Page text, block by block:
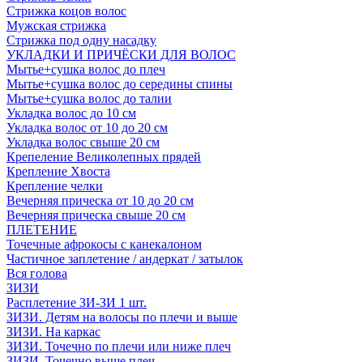
Стрижка коцов волос
Мужская стрижка
Стрижка под одну насадку
УКЛАДКИ И ПРИЧЁСКИ ДЛЯ ВОЛОС
Мытье+сушка волос до плеч
Мытье+сушка волос до середины спины
Мытье+сушка волос до талии
Укладка волос до 10 см
Укладка волос от 10 до 20 см
Укладка волос свыше 20 см
Крепеление Великолепных прядей
Крепление Хвоста
Крепление челки
Вечерняя прическа от 10 до 20 см
Вечерняя прическа свыше 20 см
ПЛЕТЕНИЕ
Точечные афрокосы с канекалоном
Частичное заплетение / андеркат / затылок
Вся голова
ЗИЗИ
Расплетение ЗИ-ЗИ 1 шт.
ЗИЗИ. Детям на волосы по плечи и выше
ЗИЗИ. На каркас
ЗИЗИ. Точечно по плечи или ниже плеч